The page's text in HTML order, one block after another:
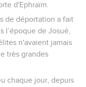
d'Ephraïm.
de déportation a fait
l’époque de Josué,
n'avaient jamais
très grandes
chaque jour, depuis